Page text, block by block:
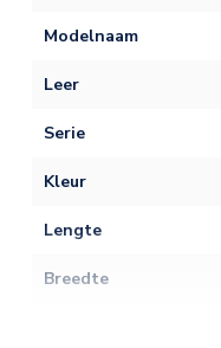
Modelnaam
Leer
Serie
Kleur
Lengte
Breedte